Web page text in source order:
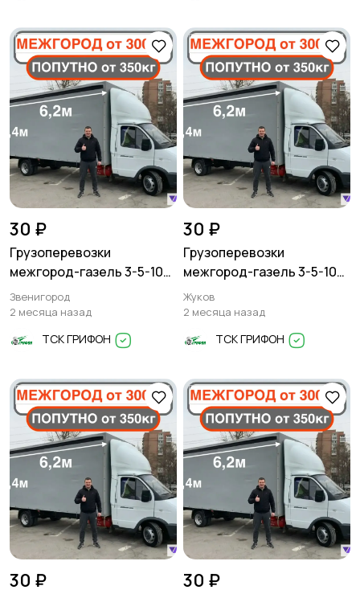
30 ₽
Грузоперевозки
межгород-газель 3-5-10
тонн
Звенигород
2 месяца назад
ТСК ГРИФОН
30 ₽
Грузоперевозки
межгород-газель 3-5-10
тонн
Жуков
2 месяца назад
ТСК ГРИФОН
30 ₽ 30 ₽